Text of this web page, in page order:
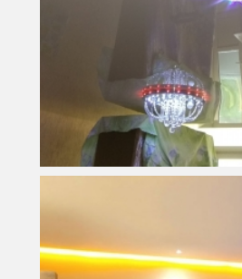
Площадь
Стоимость 12 000